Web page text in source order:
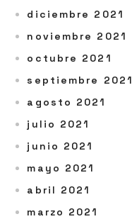
diciembre 2021
noviembre 2021
octubre 2021
septiembre 2021
agosto 2021
julio 2021
junio 2021
mayo 2021
abril 2021
marzo 2021